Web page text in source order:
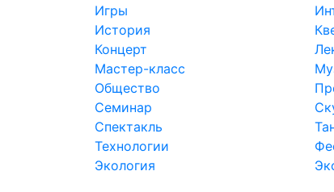
Игры
История
Концерт
Мастер-класс
Общество
Семинар
Спектакль
Технологии
Экология